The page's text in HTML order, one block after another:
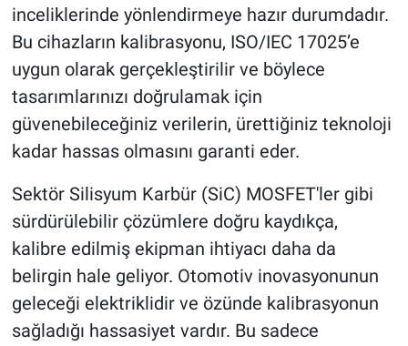
inceliklerinde yönlendirmeye hazır durumdadır.
Bu cihazların kalibrasyonu, ISO/IEC 17025’e
uygun olarak gerçekleştirilir ve böylece
tasarımlarınızı doğrulamak için
güvenebileceğiniz verilerin, ürettiğiniz teknoloji
kadar hassas olmasını garanti eder.
Sektör Silisyum Karbür (SiC) MOSFET'ler gibi
sürdürülebilir çözümlere doğru kaydıkça,
kalibre edilmiş ekipman ihtiyacı daha da
belirgin hale geliyor. Otomotiv inovasyonunun
geleceği elektriklidir ve özünde kalibrasyonun
sağladığı hassasiyet vardır. Bu sadece